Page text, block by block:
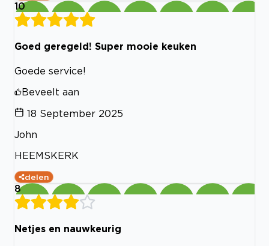
10
Goed geregeld! Super mooie keuken
Goede service!
Beveelt aan
18 September 2025
John
HEEMSKERK
delen
8
Netjes en nauwkeurig